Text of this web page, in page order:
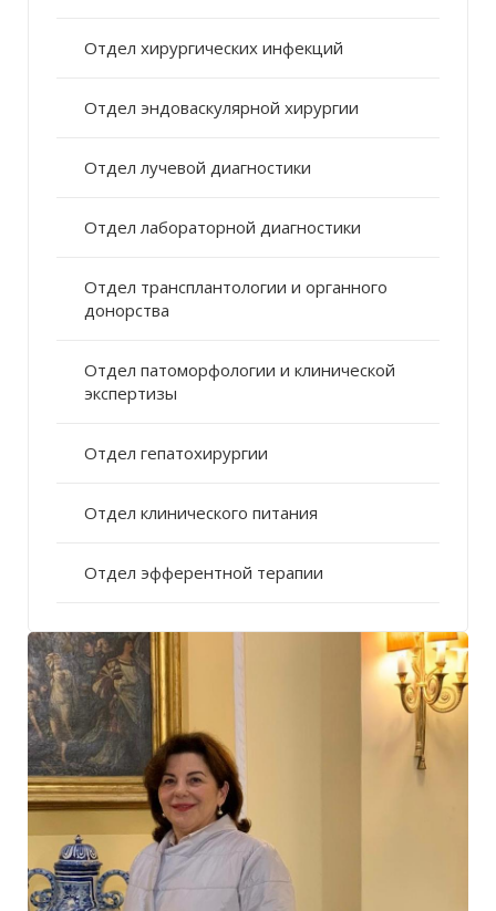
Отдел хирургических инфекций
Отдел эндоваскулярной хирургии
Отдел лучевой диагностики
Отдел лабораторной диагностики
Отдел трансплантологии и органного
донорства
Отдел патоморфологии и клинической
экспертизы
Отдел гепатохирургии
Отдел клинического питания
Отдел эфферентной терапии